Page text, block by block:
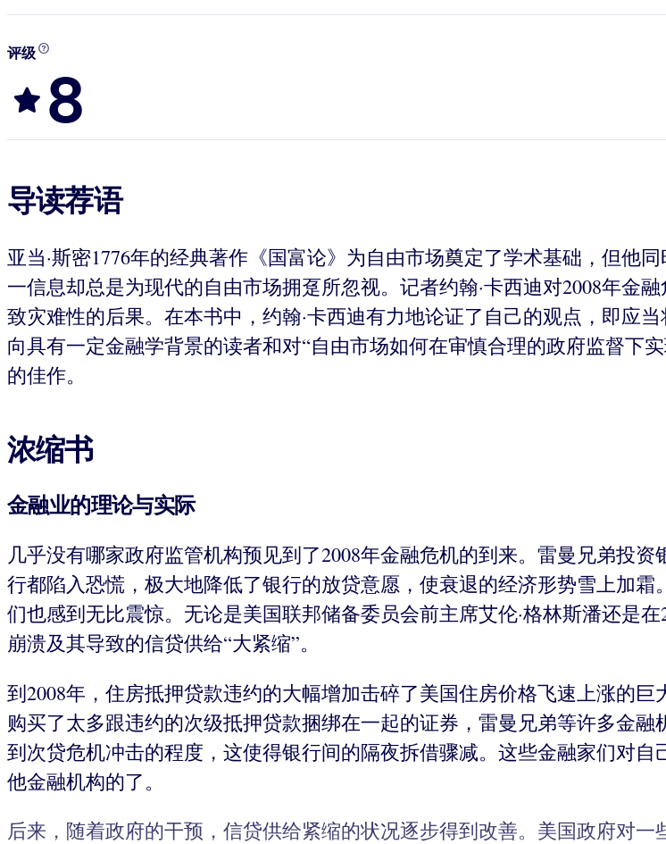
评级
8
导读荐语
亚当·斯密1776年的经典著作《国富论》为自由市场奠定了学术基础，但他
一信息却总是为现代的自由市场拥趸所忽视。记者约翰·卡西迪对2008年金
致灾难性的后果。在本书中，约翰·卡西迪有力地论证了自己的观点，即应
向具有一定金融学背景的读者和对“自由市场如何在审慎合理的政府监督下
的佳作。
浓缩书
金融业的理论与实际
几乎没有哪家政府监管机构预见到了2008年金融危机的到来。雷曼兄弟投
行都陷入恐慌，极大地降低了银行的放贷意愿，使衰退的经济形势雪上加
们也感到无比震惊。无论是美国联邦储备委员会前主席艾伦·格林斯潘还是
崩溃及其导致的信贷供给“大紧缩”。
到2008年，住房抵押贷款违约的大幅增加击碎了美国住房价格飞速上涨的
购买了太多跟违约的次级抵押贷款捆绑在一起的证券，雷曼兄弟等许多金
到次贷危机冲击的程度，这使得银行间的隔夜拆借骤减。这些金融家们对
他金融机构的了。
后来，随着政府的干预，信贷供给紧缩的状况逐步得到改善。美国政府对